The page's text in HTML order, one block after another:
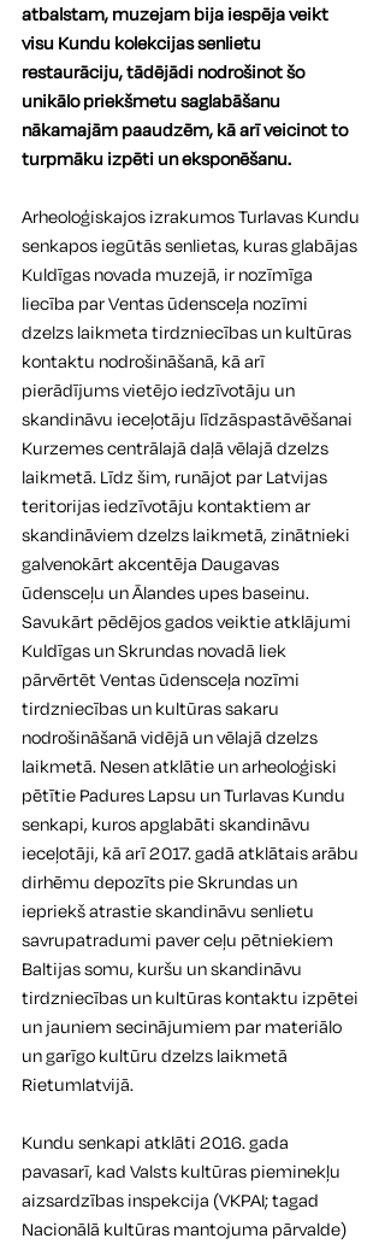
atbalstam, muzejam bija iespēja veikt
visu Kundu kolekcijas senlietu
restaurāciju, tādējādi nodrošinot šo
unikālo priekšmetu saglabāšanu
nākamajām paaudzēm, kā arī veicinot to
turpmāku izpēti un eksponēšanu.
Arheoloģiskajos izrakumos Turlavas Kundu
senkapos iegūtās senlietas, kuras glabājas
Kuldīgas novada muzejā, ir nozīmīga
liecība par Ventas ūdensceļa nozīmi
dzelzs laikmeta tirdzniecības un kultūras
kontaktu nodrošināšanā, kā arī
pierādījums vietējo iedzīvotāju un
skandināvu ieceļotāju līdzāspastāvēšanai
Kurzemes centrālajā daļā vēlajā dzelzs
laikmetā. Līdz šim, runājot par Latvijas
teritorijas iedzīvotāju kontaktiem ar
skandināviem dzelzs laikmetā, zinātnieki
galvenokārt akcentēja Daugavas
ūdensceļu un Ālandes upes baseinu.
Savukārt pēdējos gados veiktie atklājumi
Kuldīgas un Skrundas novadā liek
pārvērtēt Ventas ūdensceļa nozīmi
tirdzniecības un kultūras sakaru
nodrošināšanā vidējā un vēlajā dzelzs
laikmetā. Nesen atklātie un arheoloģiski
pētītie Padures Lapsu un Turlavas Kundu
senkapi, kuros apglabāti skandināvu
ieceļotāji, kā arī 2017. gadā atklātais arābu
dirhēmu depozīts pie Skrundas un
iepriekš atrastie skandināvu senlietu
savrupatradumi paver ceļu pētniekiem
Baltijas somu, kuršu un skandināvu
tirdzniecības un kultūras kontaktu izpētei
un jauniem secinājumiem par materiālo
un garīgo kultūru dzelzs laikmetā
Rietumlatvijā.
Kundu senkapi atklāti 2016. gada
pavasarī, kad Valsts kultūras pieminekļu
aizsardzības inspekcija (VKPAI; tagad
Nacionālā kultūras mantojuma pārvalde)